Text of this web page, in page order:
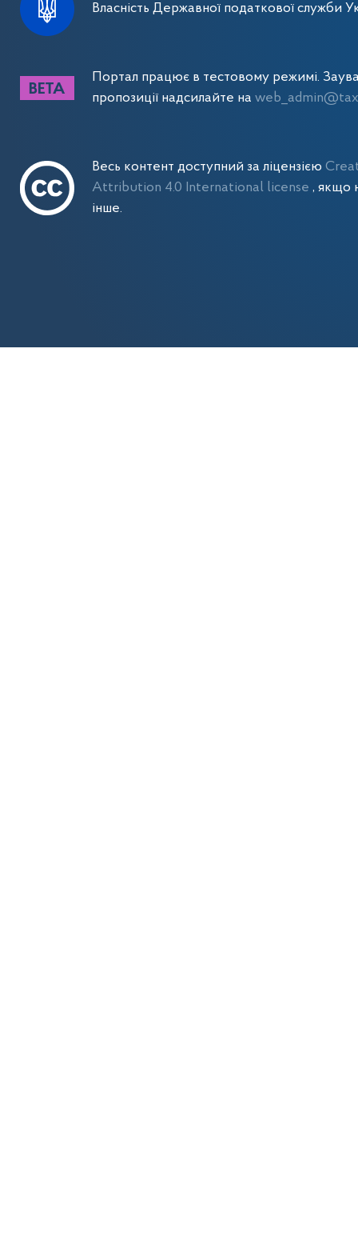
Власність Державної податкової служби
Портал працює в тестовому режимі.
пропозиції надсилайте на
Весь контент доступний за ліцензією
Attribution 4.0 International license , якщо
інше.